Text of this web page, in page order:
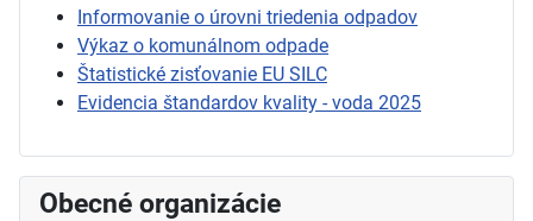
Informovanie o úrovni triedenia odpadov
Výkaz o komunálnom odpade
Štatistické zisťovanie EU SILC
Evidencia štandardov kvality - voda 2025
Obecné organizácie